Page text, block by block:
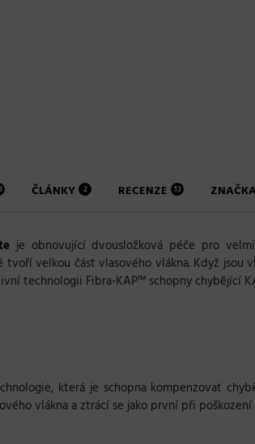
ČLÁNKY 2 RECENZE 13 ZNAČKA
je obnovující dvousložková péče pro
velkou část vlasového vlákna. Když
technologii Fibra-KAP™ schopny chybějící
která je schopna kompenzovat
vlákna a ztrácí se jako první při